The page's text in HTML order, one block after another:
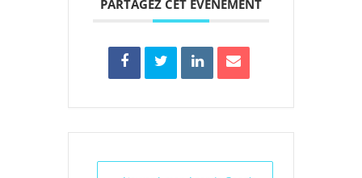
PARTAGEZ CET ÉVÉNEMENT